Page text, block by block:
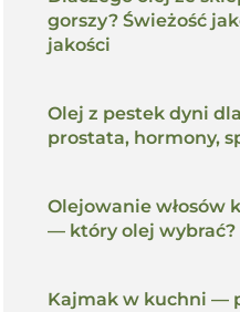
gorszy? Świeżość
jakości
Olej z pestek dyni
prostata, hormony,
Olejowanie włosów
— który olej wybrać?
Kajmak w kuchni —